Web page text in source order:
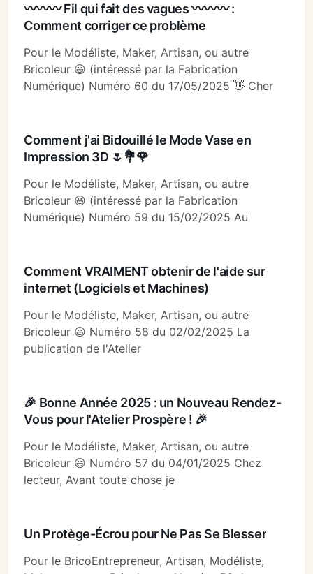
〰〰〰 Fil qui fait des vagues 〰〰〰 :
Comment corriger ce problème
Pour le Modéliste, Maker, Artisan, ou autre
Bricoleur 😃 (intéressé par la Fabrication
Numérique) Numéro 60 du 17/05/2025 👋 Cher
Comment j'ai Bidouillé le Mode Vase en
Impression 3D 🌷💐🌹
Pour le Modéliste, Maker, Artisan, ou autre
Bricoleur 😃 (intéressé par la Fabrication
Numérique) Numéro 59 du 15/02/2025 Au
Comment VRAIMENT obtenir de l'aide sur
internet (Logiciels et Machines)
Pour le Modéliste, Maker, Artisan, ou autre
Bricoleur 😃 Numéro 58 du 02/02/2025 La
publication de l'Atelier
🎉 Bonne Année 2025 : un Nouveau Rendez-
Vous pour l'Atelier Prospère ! 🎉
Pour le Modéliste, Maker, Artisan, ou autre
Bricoleur 😃 Numéro 57 du 04/01/2025 Chez
lecteur, Avant toute chose je
Un Protège-Écrou pour Ne Pas Se Blesser
Pour le BricoEntrepreneur, Artisan, Modéliste,